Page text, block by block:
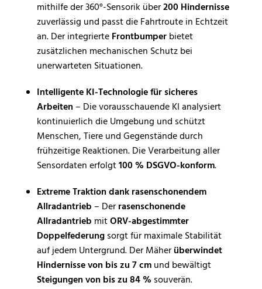
mithilfe der 360°-Sensorik über200 Hindernisse
zuverlässig und passt die Fahrtroute in Echtzeit
an. Der integrierteFrontbumperbietet
zusätzlichen mechanischen Schutz bei
unerwarteten Situationen.
Intelligente KI-Technologie für sicheres
Arbeiten – Die vorausschauende KI analysiert
kontinuierlich die Umgebung und schützt
Menschen, Tiere und Gegenstände durch
frühzeitige Reaktionen. Die Verarbeitung aller
Sensordaten erfolgt100 % DSGVO-konform.
Extreme Traktion dank rasenschonendem
Allradantrieb – Derrasenschonende
Allradantrieb mitORV-abgestimmter
Doppelfederungsorgt für maximale Stabilität
auf jedem Untergrund. Der Mäherüberwindet
Hindernisse von bis zu 7 cmund bewältigt
Steigungen von bis zu 84 % souverän.